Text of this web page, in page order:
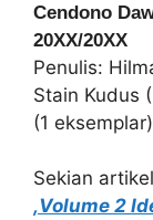
Cendono
20XX/20XX
Penulis:
Stain Kudus
(1 eksemplar)
Sekian
,Volume 2